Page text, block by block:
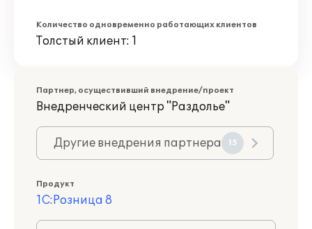
Количество одновременно работающих клиентов
Толстый клиент: 1
Партнер, осуществивший внедрение/проект
Внедренческий центр "Раздолье"
Другие внедрения партнера 15
Продукт
1С:Розница 8